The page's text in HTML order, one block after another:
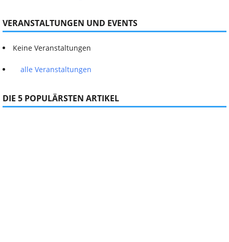
VERANSTALTUNGEN UND EVENTS
Keine Veranstaltungen
alle Veranstaltungen
DIE 5 POPULÄRSTEN ARTIKEL